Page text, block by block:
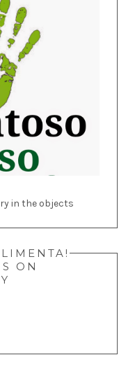
in the objects
ON